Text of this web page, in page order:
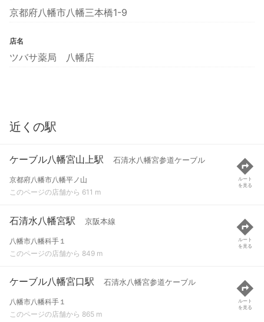
京都府八幡市八幡三本橋1-9
店名
ツバサ薬局 八幡店
近くの駅
ケーブル八幡宮山上駅 石清水八幡宮参道ケーブル
京都府八幡市八幡平ノ山
このページの店舗から 611 m
ルート
を見る
石清水八幡宮駅 京阪本線
八幡市八幡科手１
このページの店舗から 849 m
ルート
を見る
ケーブル八幡宮口駅 石清水八幡宮参道ケーブル
八幡市八幡科手１
このページの店舗から 865 m
ルート
を見る